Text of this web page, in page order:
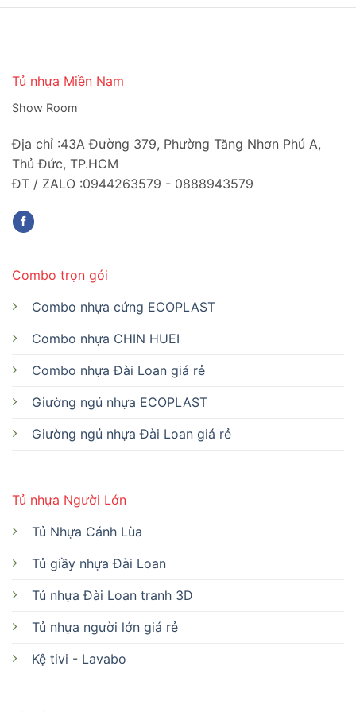
Tủ nhựa Miền Nam
Show Room
Địa chỉ :43A Đường 379, Phường Tăng Nhơn Phú A,
Thủ Đức, TP.HCM
ĐT / ZALO :0944263579 - 0888943579
Tủ nhựa Người Lớn
Tủ Nhựa Cánh Lùa
Tủ giầy nhựa Đài Loan
Tủ nhựa Đài Loan tranh 3D
Tủ nhựa người lớn giá rẻ
Kệ tivi - Lavabo
Combo trọn gói
Combo nhựa cứng ECOPLAST
Combo nhựa CHIN HUEI
Combo nhựa Đài Loan giá rẻ
Giường ngủ nhựa ECOPLAST
Giường ngủ nhựa Đài Loan giá rẻ